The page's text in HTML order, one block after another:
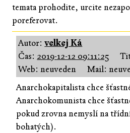
temata prohodite, urcite
poreferovat.
Autor:velkej Ká
Čas: 2019-12-12 09:11:25
Web: neuveden
Mail:
Anarchokapitalista chce
Anarchokomunista chce
pokud zrovna nemyslí na
bohatých).